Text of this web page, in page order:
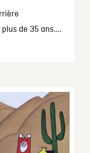
de 35 ans....